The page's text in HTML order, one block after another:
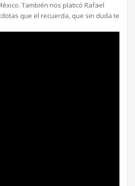
También nos platicó Rafael
que el recuerda, que sin duda te